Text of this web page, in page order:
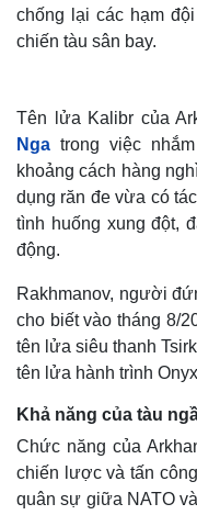
Quan sát
Cuộc sống đó đây
Hồ sơ
chống lại các hạm
chiến tàu sân bay.
Tên lửa Kalibr của
Nga trong việc
khoảng cách hàng
dụng răn đe vừa có
tình huống xung đột,
động.
Rakhmanov, người
cho biết vào tháng 8/
tên lửa siêu thanh
tên lửa hành trình
Khả năng của tàu
Chức năng của
chiến lược và tấn
quân sự giữa NATO